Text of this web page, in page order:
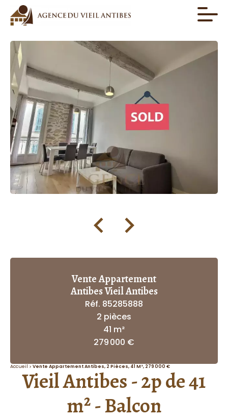
Vente Appartement
Antibes Vieil Antibes
Réf. 85285888
2 pièces
41 m²
279 000 €
Accueil Vente Appartement Antibes, 2 Pièces, 41 M², 279 000 €
Vieil Antibes - 2p de 41
m² - Balcon